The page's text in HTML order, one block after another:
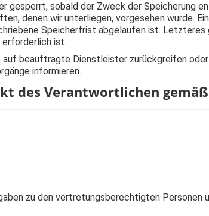
gesperrt, sobald der Zweck der Speicherung
denen wir unterliegen, vorgesehen wurde.
Speicherfrist abgelaufen ist.
erforderlich ist.
beauftragte Dienstleister zurückgreifen
informieren.
des Verantwortlichen gemäß
zu den vertretungsberechtigten